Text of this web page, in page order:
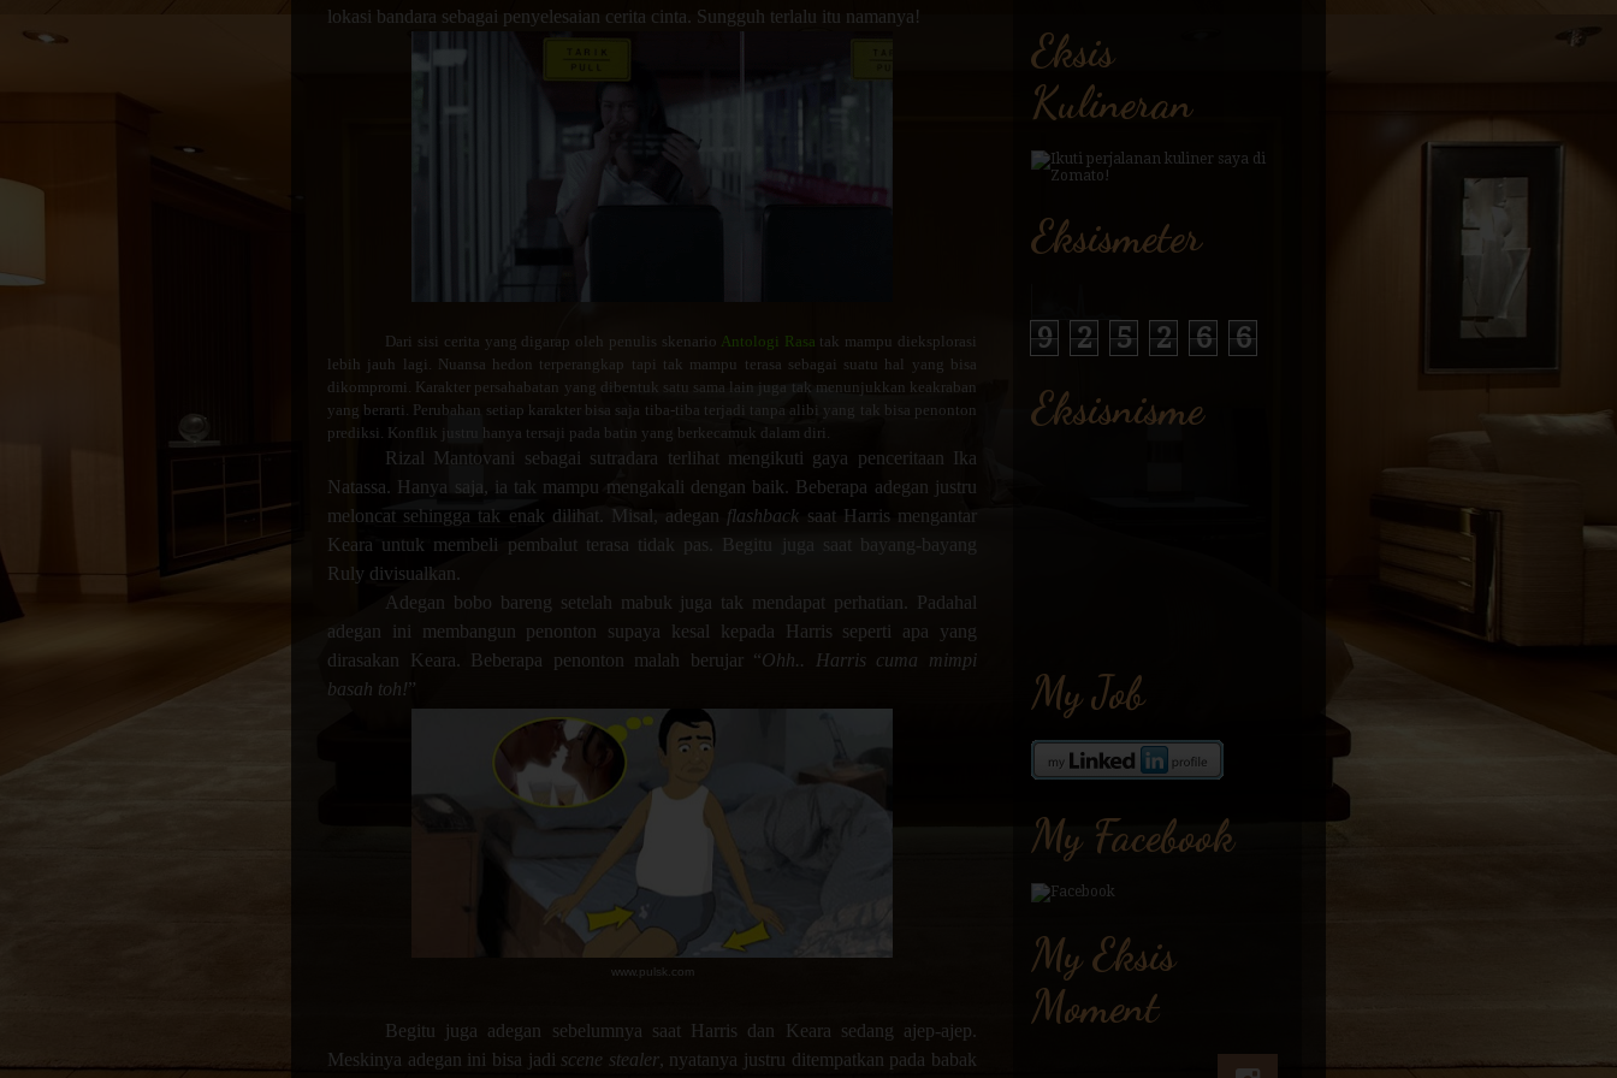
lokasi bandara sebagai penyelesaian cerita cinta. Sungguh terlalu itu namanya!
Dari sisi cerita yang digarap oleh penulis skenario Antologi Rasa tak mampu dieksplorasi
lebih jauh lagi. Nuansa hedon terperangkap tapi tak mampu terasa sebagai suatu hal yang bisa
dikompromi. Karakter persahabatan yang dibentuk satu sama lain juga tak menunjukkan keakraban
yang berarti. Perubahan setiap karakter bisa saja tiba-tiba terjadi tanpa alibi yang tak bisa penonton
prediksi. Konflik justru hanya tersaji pada batin yang berkecamuk dalam diri.
Rizal Mantovani sebagai sutradara terlihat mengikuti gaya penceritaan Ika
Natassa. Hanya saja, ia tak mampu mengakali dengan baik. Beberapa adegan justru
meloncat sehingga tak enak dilihat. Misal, adegan flashback saat Harris mengantar
Keara untuk membeli pembalut terasa tidak pas. Begitu juga saat bayang-bayang
Ruly divisualkan.
Adegan bobo bareng setelah mabuk juga tak mendapat perhatian. Padahal
adegan ini membangun penonton supaya kesal kepada Harris seperti apa yang
dirasakan Keara. Beberapa penonton malah berujar “Ohh.. Harris cuma mimpi
basah toh!”
www.pulsk.com
Begitu juga adegan sebelumnya saat Harris dan Keara sedang ajep-ajep.
Meskinya adegan ini bisa jadi scene stealer, nyatanya justru ditempatkan pada babak
Eksis
Kulineran
Eksismeter
9 2 5 2 6 6
Eksisnisme
My Job
My Facebook
My Eksis
Moment